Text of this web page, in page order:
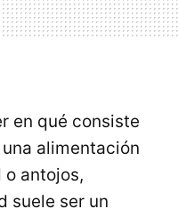
en qué consiste
alimentación
antojos,
suele ser un